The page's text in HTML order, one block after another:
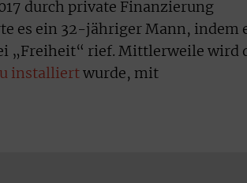
durch private Finanzierung
es ein 32-jähriger Mann, indem
„Freiheit“ rief. Mittlerweile wird
installiertwurde, mit